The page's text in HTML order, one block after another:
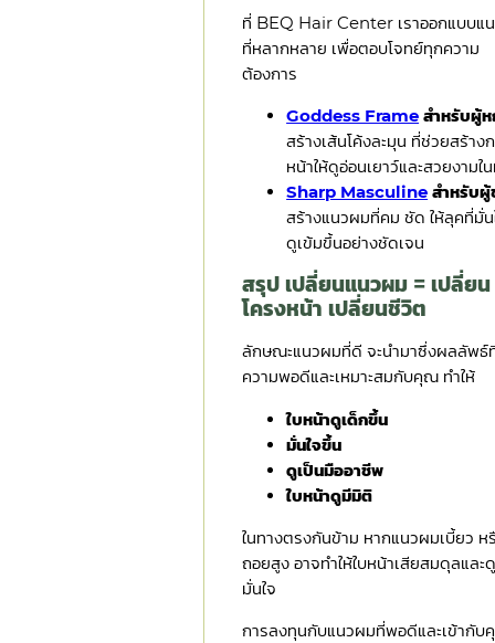
ที่ BEQ Hair Center เราออกแบบแ
ที่หลากหลาย เพื่อตอบโจทย์ทุกความ
ต้องการ
Goddess Frame สำหรับผู้
สร้างเส้นโค้งละมุน ที่ช่วยสร้าง
หน้าให้ดูอ่อนเยาว์และสวยงามใ
Sharp Masculine สำหรับผู้
สร้างแนวผมที่คม ชัด ให้ลุคที่มั่น
ดูเข้มขึ้นอย่างชัดเจน
สรุป เปลี่ยนแนวผม = เปลี่ยน
โครงหน้า เปลี่ยนชีวิต
ลักษณะแนวผมที่ดี จะนำมาซึ่งผลลัพธ์
ความพอดีและเหมาะสมกับคุณ ทำให้
ใบหน้าดูเด็กขึ้น
มั่นใจขึ้น
ดูเป็นมืออาชีพ
ใบหน้าดูมีมิติ
ในทางตรงกันข้าม หากแนวผมเบี้ยว ห
ถอยสูง อาจทำให้ใบหน้าเสียสมดุลและ
มั่นใจ
การลงทุนกับแนวผมที่พอดีและเข้ากับ